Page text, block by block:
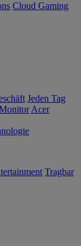
Cloud Gaming
Jeden Tag
Acer
Tragbar